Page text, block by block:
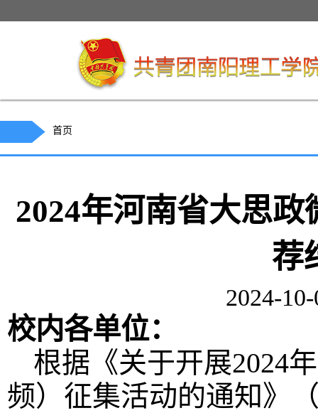
首页
2024年河南省大思
荐
2024-
校内各单位：
根据《关于开展2024
频）征集活动的通知》